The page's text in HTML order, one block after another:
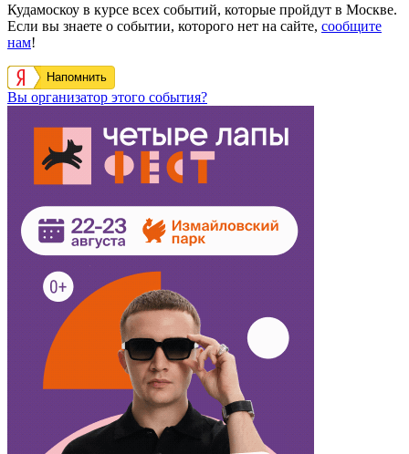
Кудамоскоу в курсе всех событий, которые пройдут в Москве.
Если вы знаете о событии, которого нет на сайте, сообщите
нам!
Напомнить
Вы организатор этого события?